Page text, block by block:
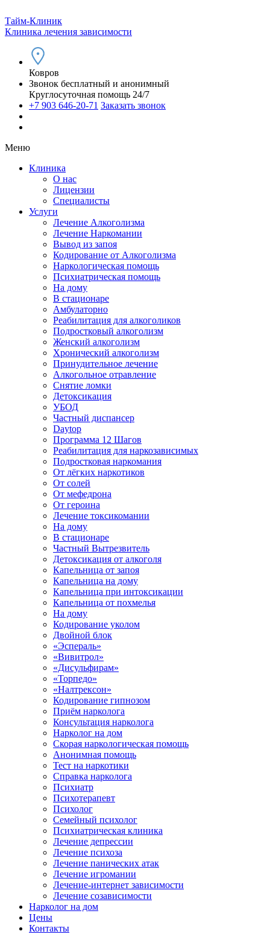
Тайм-Клиник
Клиника лечения зависимости
Ковров
Звонок бесплатный и анонимный
Круглосуточная помощь 24/7
+7 903 646-20-71 Заказать звонок
Меню
Клиника
О нас
Лицензии
Специалисты
Услуги
Лечение Алкоголизма
Лечение Наркомании
Вывод из запоя
Кодирование от Алкоголизма
Наркологическая помощь
Психиатрическая помощь
На дому
В стационаре
Амбулаторно
Реабилитация для алкоголиков
Подростковый алкоголизм
Женский алкоголизм
Хронический алкоголизм
Принудительное лечение
Алкогольное отравление
Снятие ломки
Детоксикация
УБОД
Частный диспансер
Daytop
Программа 12 Шагов
Реабилитация для наркозависимых
Подростковая наркомания
От лёгких наркотиков
От солей
От мефедрона
От героина
Лечение токсикомании
На дому
В стационаре
Частный Вытрезвитель
Детоксикация от алкоголя
Капельница от запоя
Капельница на дому
Капельница при интоксикации
Капельница от похмелья
На дому
Кодирование уколом
Двойной блок
«Эспераль»
«Вивитрол»
«Дисульфирам»
«Торпедо»
«Налтрексон»
Кодирование гипнозом
Приём нарколога
Консультация нарколога
Нарколог на дом
Скорая наркологическая помощь
Анонимная помощь
Тест на наркотики
Справка нарколога
Психиатр
Психотерапевт
Психолог
Семейный психолог
Психиатрическая клиника
Лечение депрессии
Лечение психоза
Лечение панических атак
Лечение игромании
Лечение-интернет зависимости
Лечение созависимости
Нарколог на дом
Цены
Контакты